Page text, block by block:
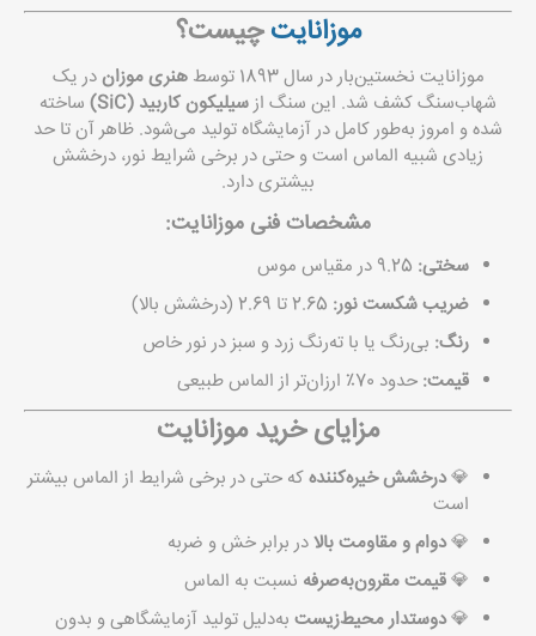
موزانایتچیست؟
موزانایت نخستین‌بار در سال 1893 توسط هنری موزاندر یک
شهاب‌سنگ کشف شد. این سنگ از سیلیکون کاربید (SiC)
ساخته
شده و امروز به‌طور کامل در آزمایشگاه تولید می‌شود. ظاهر آن تا حد
زیادی شبیه الماس است و حتی در برخی شرایط نور، درخشش
بیشتری دارد.
مشخصات فنی موزانایت:
سختی:
ضریب شکست نور:
رنگ: بی‌رنگ یا با ته‌رنگ زرد و سبز در نور خاص
قیمت: حدود 70٪ ارزان‌تر از الماس طبیعی
مزایای خرید موزانایت
💎درخشش خیره‌کنندهکه حتی در برخی شرایط از الماس بیشتر
است
💎دوام و مقاومت بالادر برابر خش و ضربه
💎قیمت مقرون‌به‌صرفه نسبت به الماس
💎دوستدار محیط‌زیست به‌دلیل تولید آزمایشگاهی و بدون